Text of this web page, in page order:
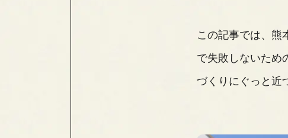
この記事では、熊
で失敗しないため
づくりにぐっと近